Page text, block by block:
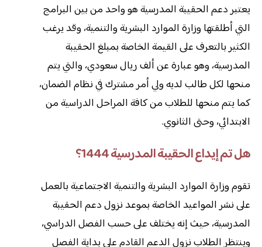
يعتبر دعم الحقيبة المدرسية هو واحد من بين البرامج
التي أطلقتها وزارة الموارد البشرية والتنمية، وقد يرغب
الكثير بالتعرف على القيمة الخاصة بمبلغ الحقيبة
المدرسية، وهو عبارة عن ألف ريال سعودي، والتي يتم
منحها لكل طالب لديه ولي أمر مشترك في نظام الضمان،
كما يتم منحها للطلاب من كافة المراحل الدراسية من
الابتدائي، وحتى الثانوي.
هل تم إيداع الحقيبة المدرسية 1444؟
تقوم وزارة الموارد البشرية والتنمية الاجتماعية بالعمل
على نشر المواعيد الخاصة بموعد نزول دعم الحقيبة
المدرسية، حيث إنه يختلف على حسب الفصل الدراسي،
وينتظر الطلاب نزول الدعم القادم على بداية الفصل